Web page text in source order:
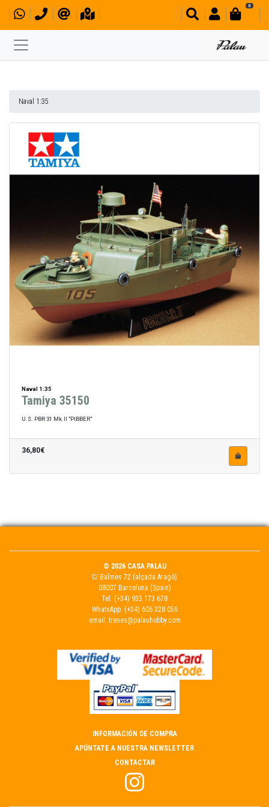
0
Naval 1:35
Naval 1:35
Tamiya 35150
U.S. PBR 31 Mk.II "PIBBER"
36,80€
© 2026 CASA PALAU
C/ Balmes 72 (alçada Aragó)
08007 Barcelona (Spain)
Tel. (+34) 933 173 678
WhatsApp: (+34) 606 328 056
email: trenes@palauhobby.com
INFORMACIÓN DE COMPRA
APÚNTATE A NUESTRA NEWSLETTER
CONTACTAR